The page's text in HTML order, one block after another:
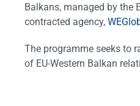
Balkans, managed by the
contracted agency,
The programme seeks to
of EU-Western Balkan